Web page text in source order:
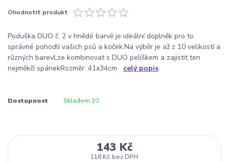
Ohodnotit produkt
Poduška DUO č. 2 v hnědé barvě je ideální doplněk pro to
správné pohodlí vašich psů a koček.Na výběr je až z 10 velikostí a
různých barevLze kombinovat s DUO pelíškem a zajistit ten
nejměkčí spánekRozměr: 41x34cm celý popis
Dostupnost Skladem 10
143 Kč
118 Kč bez DPH